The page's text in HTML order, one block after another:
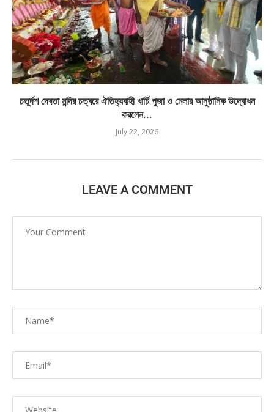
চতুর্দশ দেবতা মন্দির চত্বরে ঐতিহ্যবাহী খার্চি পূজা ও মেলার আনুষ্ঠানিক উদ্বোধন
করলেন...
July 22, 2026
LEAVE A COMMENT